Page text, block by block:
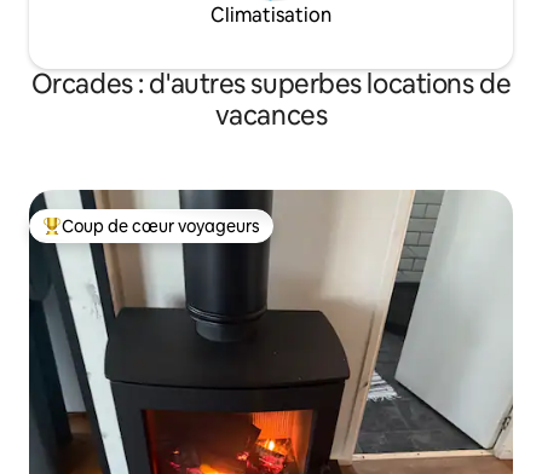
Climatisation
Orcades : d'autres superbes locations de
vacances
Coups de cœur voyageurs les plus appréciés
Coup de cœur voyageurs